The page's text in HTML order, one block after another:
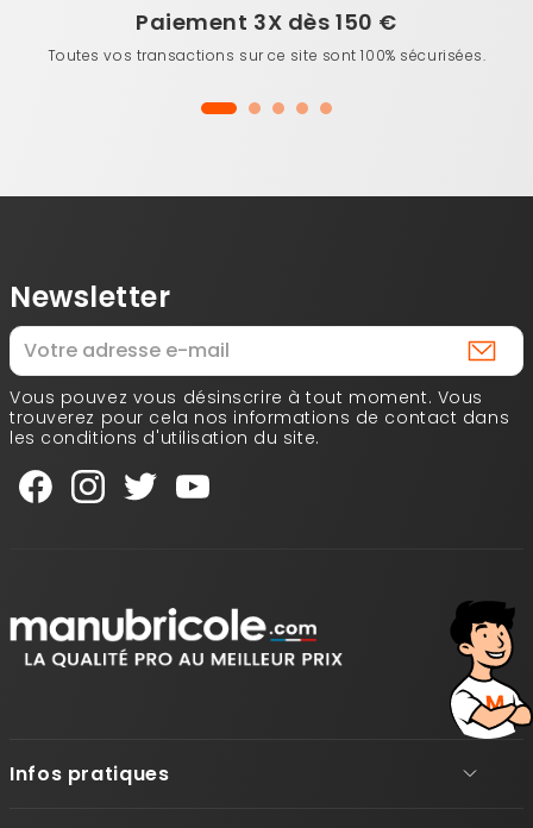
Paiement 3X dès 150 €
Toutes vos transactions sur ce site sont 100% sécurisées.
Newsletter
Vous pouvez vous désinscrire à tout moment. Vous
trouverez pour cela nos informations de contact dans
les conditions d'utilisation du site.
Infos pratiques